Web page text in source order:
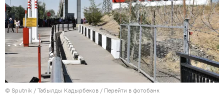
© Sputnik / Табылды Кадырбеков / Перейти в фотобанк